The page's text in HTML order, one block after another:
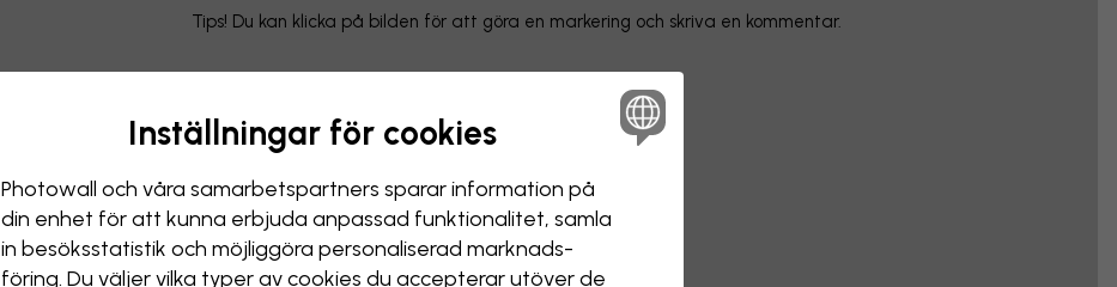
Tips! Du kan klicka på bilden för att göra en markering och skriva en kommentar.
Inställningar för cookies
Photowall och våra samarbets­partners sparar information på
din enhet för att kunna erbjuda anpassad funktionalitet, samla
in besöks­statistik och möjliggöra personaliserad marknads­
föring. Du väljer vilka typer av cookies du accepterar utöver de